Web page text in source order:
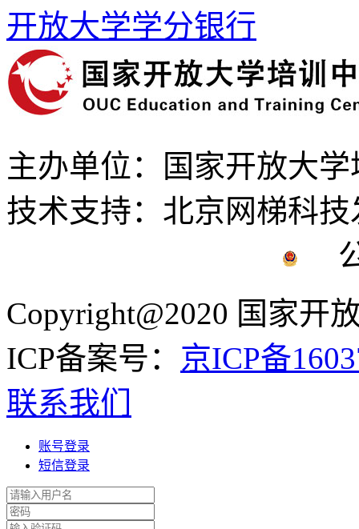
开放大学学分银行
主办单位：国家开放大
技术支持：北京网梯科
公
Copyright@2020 国家开
ICP备案号： 京ICP备
联系我们
账号登录
短信登录